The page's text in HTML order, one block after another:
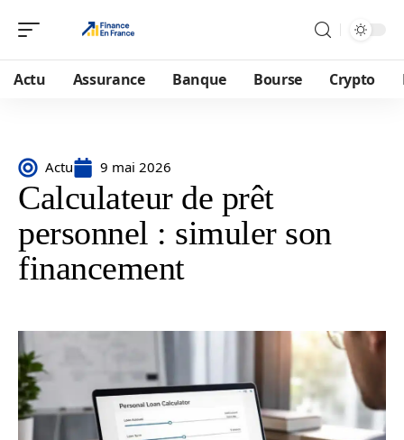
Actu Assurance Banque Bourse Crypto
Actu 9 mai 2026
Calculateur de prêt
personnel : simuler son
financement